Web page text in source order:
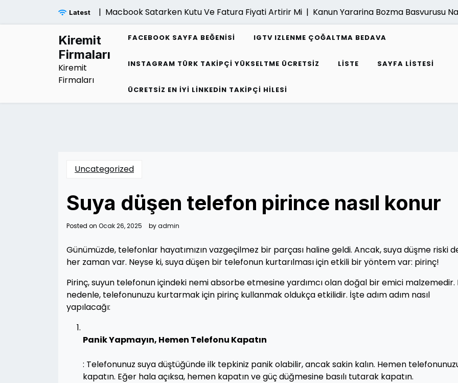
LatestMacbook Satarken Kutu Ve Fatura Fiyati Artirir Mi | Kanun Yararina Bozma Basvurusu Nasil
Kiremit
Firmaları
Kiremit
Firmaları
FACEBOOK SAYFA BEĞENISI IGTV IZLENME ÇOĞALTMA BEDAVA
INSTAGRAM TÜRK TAKIPÇI YÜKSELTME ÜCRETSIZ LISTE SAYFA LISTESI
ÜCRETSIZ EN İYI LINKEDIN TAKIPÇI HILESI
Uncategorized
Suya düşen telefon pirince nasıl konur
Posted on Ocak 26, 2025 byadmin
Günümüzde, telefonlar hayatımızın vazgeçilmez bir parçası haline geldi. Ancak, suya düşme riski
her zaman var. Neyse ki, suya düşen bir telefonun kurtarılması için etkili bir yöntem var: pirinç!
Pirinç, suyun telefonun içindeki nemi absorbe etmesine yardımcı olan doğal bir emici malzemedir.
nedenle, telefonunuzu kurtarmak için pirinç kullanmak oldukça etkilidir. İşte adım adım nasıl
yapılacağı:
Panik Yapmayın, Hemen Telefonu Kapatın
: Telefonunuz suya düştüğünde ilk tepkiniz panik olabilir, ancak sakin kalın. Hemen
kapatın. Eğer hala açıksa, hemen kapatın ve güç düğmesine basılı tutarak kapatın.